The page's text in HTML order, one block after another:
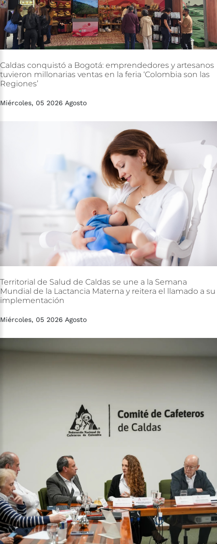
Caldas conquistó a Bogotá: emprendedores y artesanos
tuvieron millonarias ventas en la feria ‘Colombia son las
Regiones’
Miércoles, 05 2026 Agosto
Territorial de Salud de Caldas se une a la Semana
Mundial de la Lactancia Materna y reitera el llamado a su
implementación
Miércoles, 05 2026 Agosto